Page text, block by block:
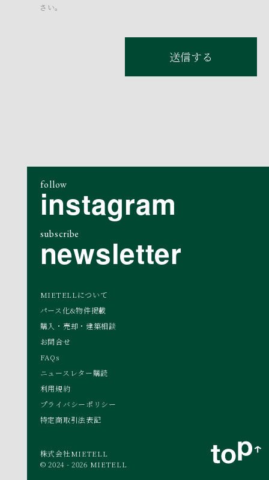
さい。
送信する
follow
instagram
subscribe
newsletter
MIETELLについて
パース化&物件掲載
購入・売却・建築相談
お問合せ
FAQs
ニュースレター購読
利用規約
プライバシーポリシー
特定商取引法表記
株式会社MIETELL
© 2024 - 2026 MIETELL